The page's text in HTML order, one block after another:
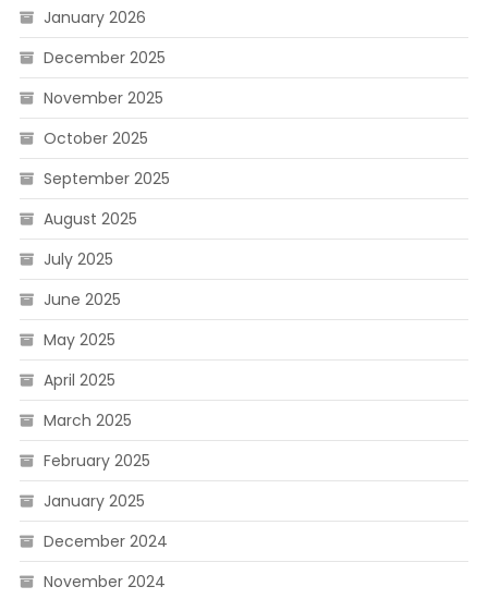
January 2026
December 2025
November 2025
October 2025
September 2025
August 2025
July 2025
June 2025
May 2025
April 2025
March 2025
February 2025
January 2025
December 2024
November 2024